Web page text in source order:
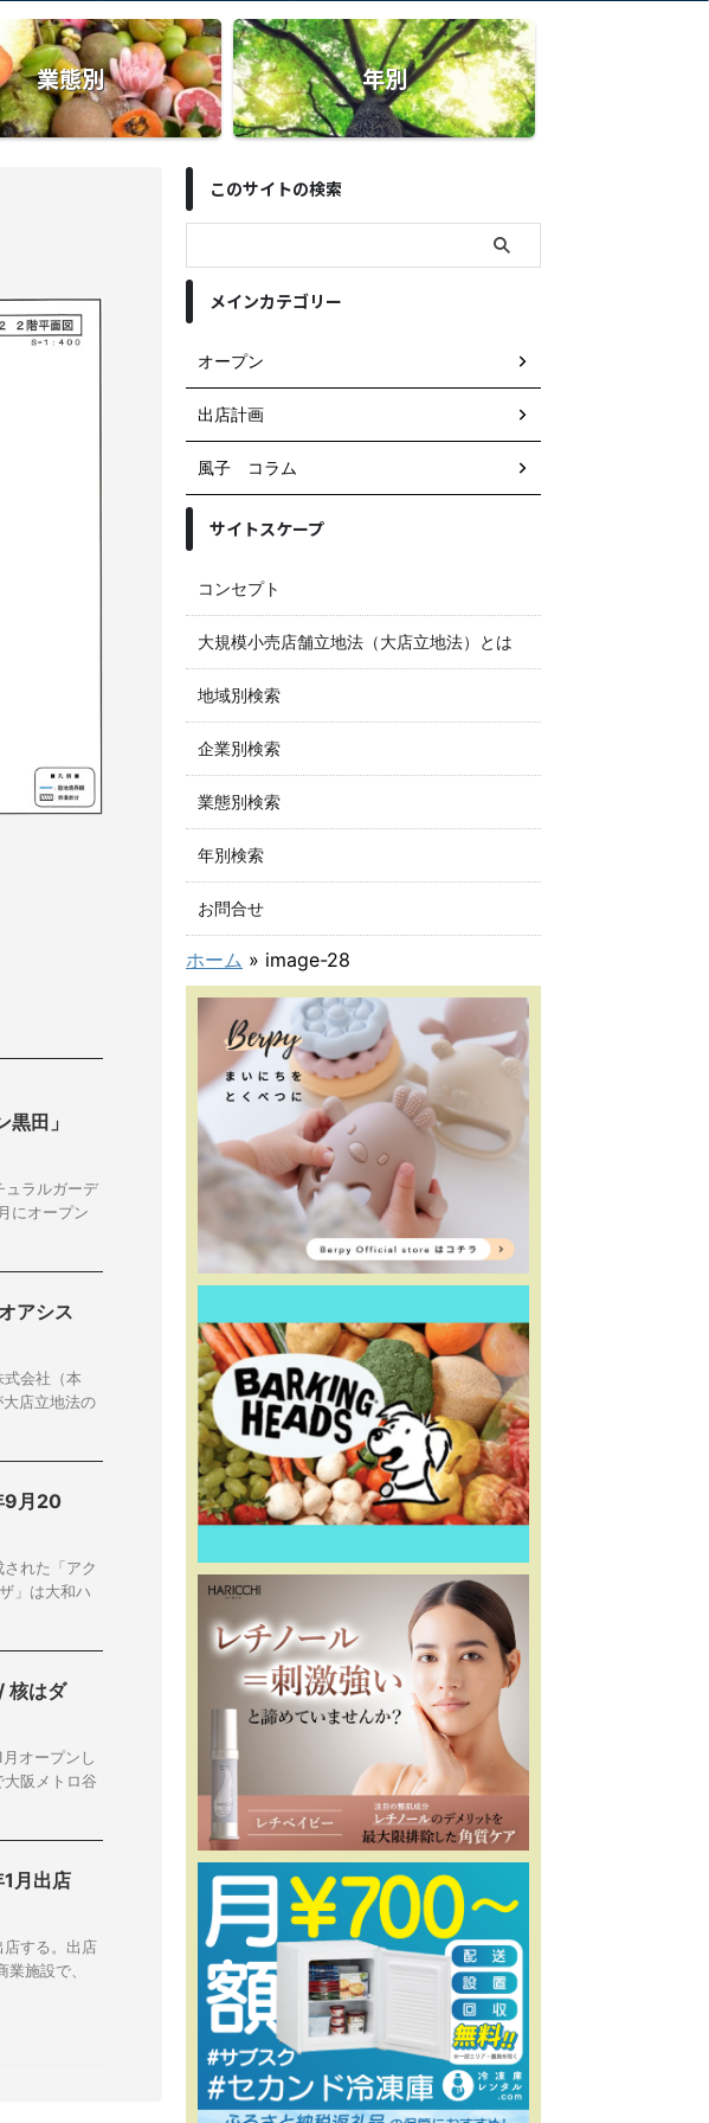
業態別 年別
田」
ュラルガーデ
にオープン
アシス
会社（本
店立地法の
9月20
れた「アク
」は大和ハ
核はダ
オープンし
阪メトロ谷
月出店
する。出店
施設で、
このサイトの検索
メインカテゴリー
オープン
出店計画
風子 コラム
サイトスケープ
コンセプト
大規模小売店舗立地法（大店立地法）とは
地域別検索
企業別検索
業態別検索
年別検索
お問合せ
ホーム » image-28